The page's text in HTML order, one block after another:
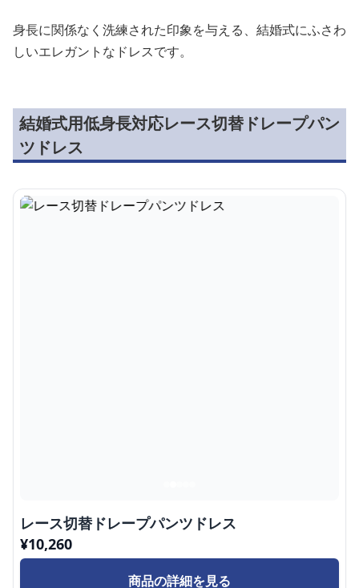
身長に関係なく洗練された印象を与える、結婚式にふさわ
しいエレガントなドレスです。
結婚式用低身長対応レース切替ドレープパン
ツドレス
レース切替ドレープパンツドレス
¥10,260
商品の詳細を見る